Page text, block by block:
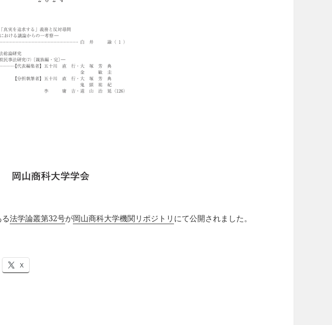
る法学論叢第32号が岡山商科大学機関リポジトリ にて公開されました。
X